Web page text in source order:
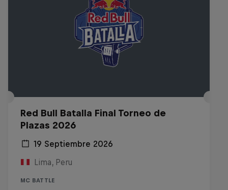
Red Bull Batalla Final Torneo de
Plazas 2026
19 Septiembre 2026
Lima, Peru
MC BATTLE